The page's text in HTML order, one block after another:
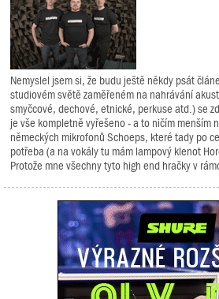
Nemyslel jsem si, že budu ještě někdy psát
studiovém světě zaměřeném na nahrávání
smyčcové, dechové, etnické, perkuse atd.) se
je vše kompletně vyřešeno - a to ničím menším
německých mikrofonů Schoeps, které tady po
potřeba (a na vokály tu mám lampový klenot
Protože mne všechny tyto high end hračky v